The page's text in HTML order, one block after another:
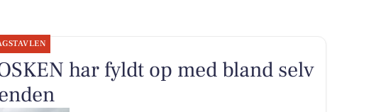
har fyldt op med bland selv